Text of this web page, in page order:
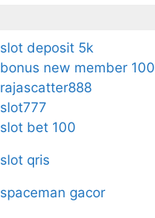
slot deposit 5k
bonus new member 100
rajascatter888
slot777
slot bet 100
slot qris
spaceman gacor